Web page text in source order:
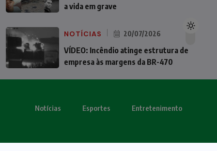
a vida em grave
NOTÍCIAS 20/07/2026
VÍDEO: Incêndio atinge estrutura de
empresa às margens da BR-470
Notícias Esportes Entretenimento